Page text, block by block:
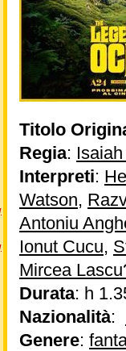
Titolo
Regia:
Interpreti:
Watson,
Antoniu
Ionut Cucu,
Mircea
Durata: h
Nazionalità:
Genere: